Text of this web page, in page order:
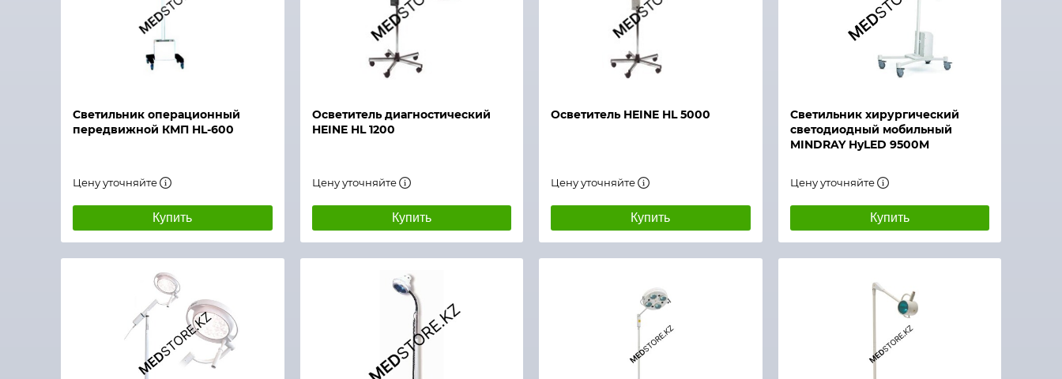
Светильник операционный
передвижной КМП HL-600
Цену уточняйте
Купить
Осветитель диагностический
HEINE HL 1200
Цену уточняйте
Купить
Быстрый просмотр
Осветитель HEINE HL 5000
Цену уточняйте
Купить
Быстрый просмотр
Светильник хирургический
светодиодный мобильный
MINDRAY HyLED 9500M
Цену уточняйте
Купить